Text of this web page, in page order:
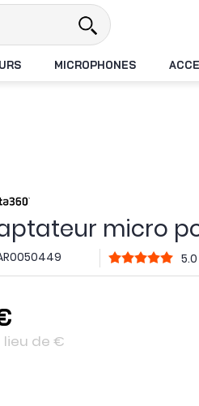
MICROPHONES
micro
5.0
lieu de €